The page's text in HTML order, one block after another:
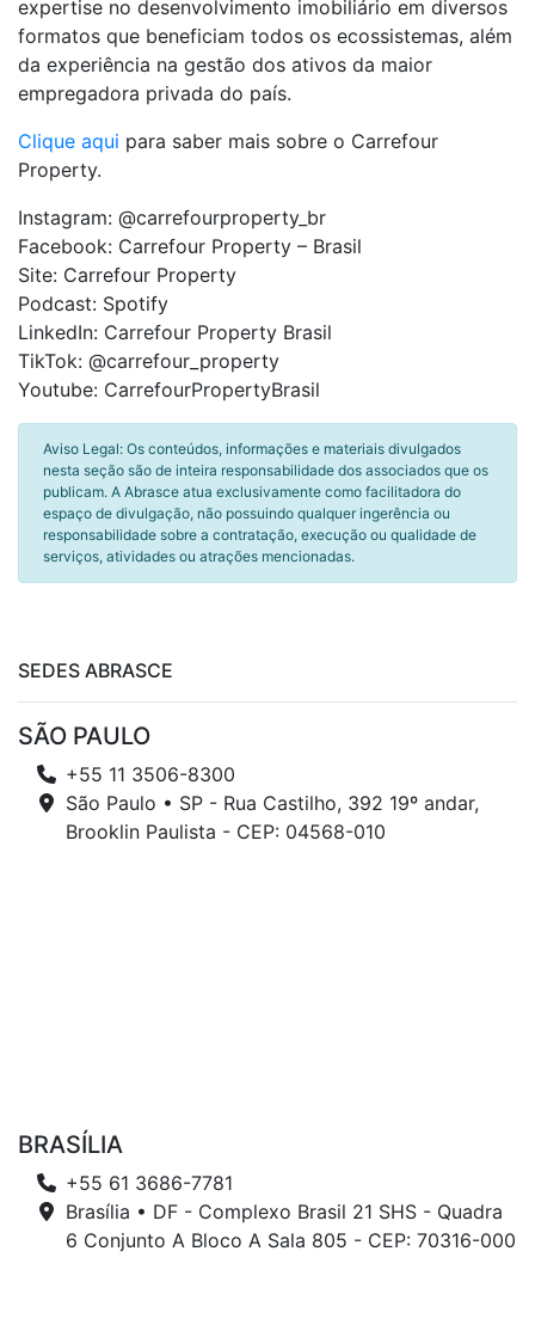
expertise no desenvolvimento imobiliário em diversos
formatos que beneficiam todos os ecossistemas, além
da experiência na gestão dos ativos da maior
empregadora privada do país.
Clique aqui para saber mais sobre o Carrefour
Property.
Instagram: @carrefourproperty_br
Facebook: Carrefour Property – Brasil
Site: Carrefour Property
Podcast: Spotify
LinkedIn: Carrefour Property Brasil
TikTok: @carrefour_property
Youtube: CarrefourPropertyBrasil
Aviso Legal: Os conteúdos, informações e materiais divulgados
nesta seção são de inteira responsabilidade dos associados que os
publicam. A Abrasce atua exclusivamente como facilitadora do
espaço de divulgação, não possuindo qualquer ingerência ou
responsabilidade sobre a contratação, execução ou qualidade de
serviços, atividades ou atrações mencionadas.
SEDES ABRASCE
SÃO PAULO
+55 11 3506-8300
São Paulo • SP - Rua Castilho, 392 19º andar,
Brooklin Paulista - CEP: 04568-010
BRASÍLIA
+55 61 3686-7781
Brasília • DF - Complexo Brasil 21 SHS - Quadra
6 Conjunto A Bloco A Sala 805 - CEP: 70316-000